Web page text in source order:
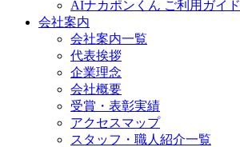
AIナカポンくん ご利用ガイド
会社案内
会社案内一覧
代表挨拶
企業理念
会社概要
受賞・表彰実績
アクセスマップ
スタッフ・職人紹介一覧